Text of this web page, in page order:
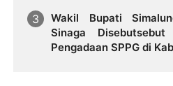
Wakil Bupati
Sinaga
Pengadaan SPPG di